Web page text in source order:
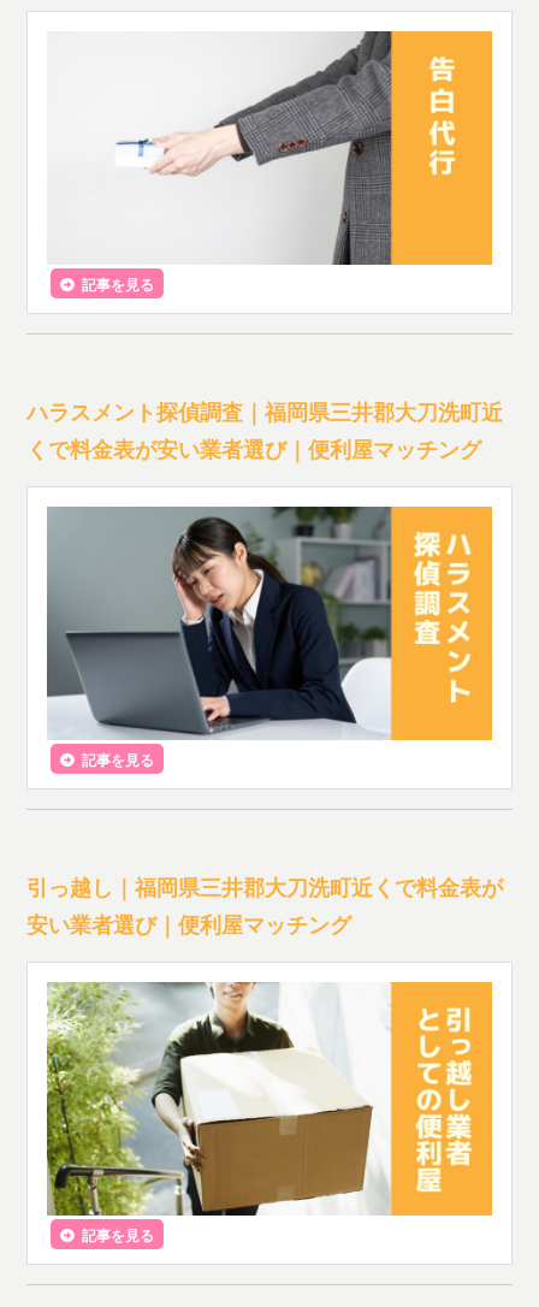
記事を見る
ハラスメント探偵調査｜福岡県三井郡大刀洗町近
くで料金表が安い業者選び｜便利屋マッチング
記事を見る
引っ越し｜福岡県三井郡大刀洗町近くで料金表が
安い業者選び｜便利屋マッチング
記事を見る